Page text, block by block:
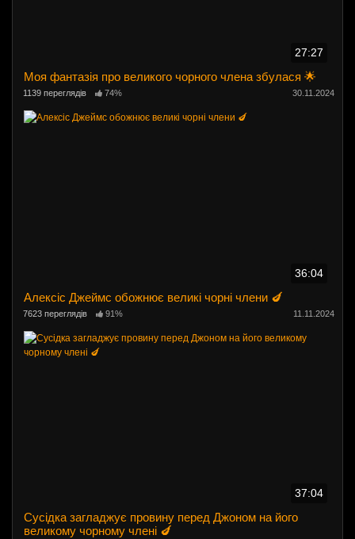
27:27
Моя фантазія про великого чорного члена збулася 🌟
1139 переглядів 74% 30.11.2024
36:04
Алексіс Джеймс обожнює великі чорні члени 🍆
7623 переглядів 91% 11.11.2024
37:04
Сусідка загладжує провину перед Джоном на його
великому чорному члені 🍆